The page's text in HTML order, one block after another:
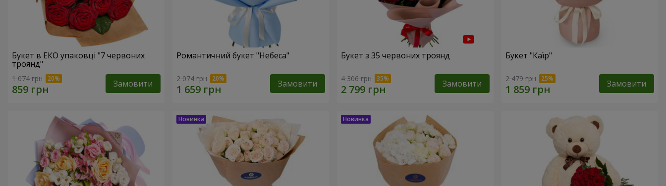
Букет в ЕКО упаковці "7 червоних
троянд"
1 074 грн Замовити
Романтичний букет "Небеса"
2 074 грн Замовити
Букет з 35 червоних троянд
4 306 грн Замовити
Букет "Каїр"
2 479 грн Замовити